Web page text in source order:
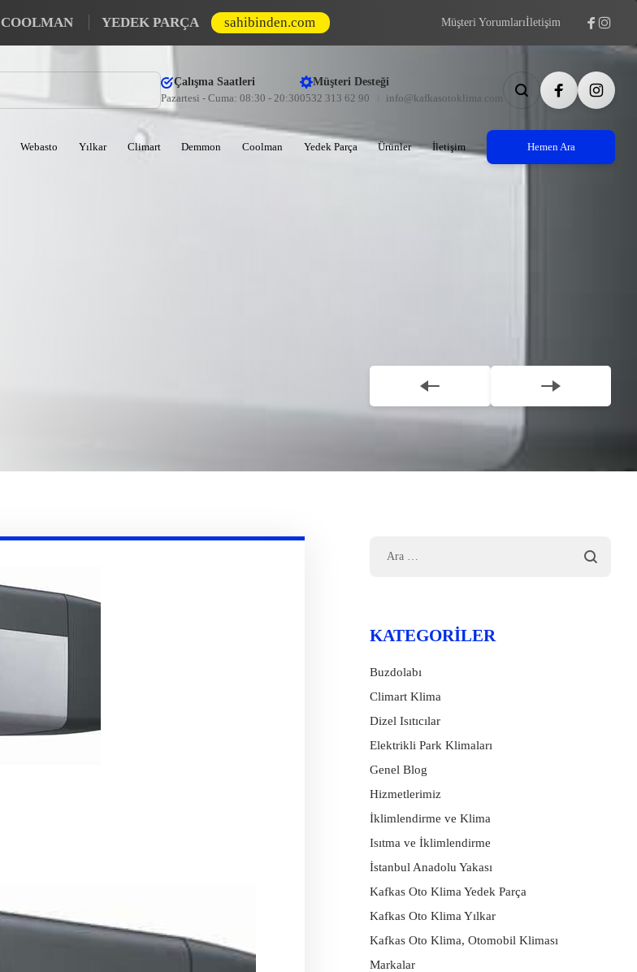
COOLMAN YEDEK PARÇA sahibinden.com Müşteri Yorumlarıİletişim
Çalışma Saatleri
Pazartesi - Cuma: 08:30 - 20:30
Müşteri Desteği
0532 313 62 90
info@kafkasotoklima.com
Webasto Yılkar Climart Demmon Coolman Yedek Parça Ürünler İletişim Hemen Ara
KATEGORILER
Buzdolabı
Climart Klima
Dizel Isıtıcılar
Elektrikli Park Klimaları
Genel Blog
Hizmetlerimiz
İklimlendirme ve Klima
Isıtma ve İklimlendirme
İstanbul Anadolu Yakası
Kafkas Oto Klima Yedek Parça
Kafkas Oto Klima Yılkar
Kafkas Oto Klima, Otomobil Kliması
Markalar